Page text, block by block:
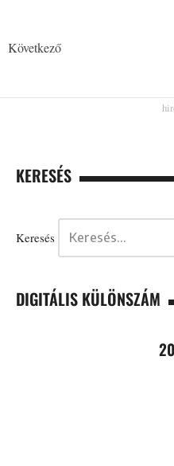
Következő
KERESÉS
Keresés
DIGITÁLIS KÜLÖNSZÁM